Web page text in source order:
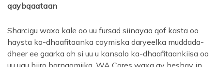
qaybqaataan
Sharcigu waxa kale oo uu fursad siinayaa qof kasta oo
haysta ka-dhaafitaanka caymiska daryeelka muddada-
dheer ee gaarka ah si uu u kansalo ka-dhaafitaankiisa oo